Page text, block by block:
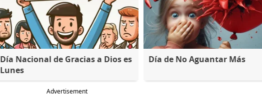
Día Nacional de Gracias a Dios es
Lunes
Día de No Aguantar Más
Advertisement